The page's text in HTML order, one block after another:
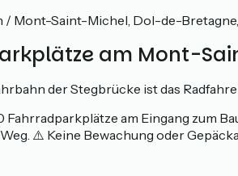
/ Mont-Saint-Michel, Dol-de-
am Mont-
der Stegbrücke ist das
Fahrradparkplätze am Eingang zum
Weg. ⚠️ Keine Bewachung oder